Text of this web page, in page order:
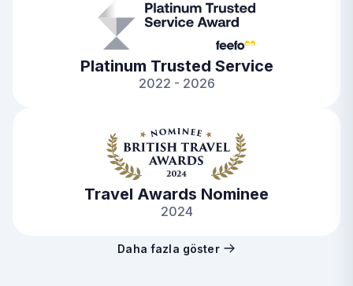
Platinum Trusted Service
2022 - 2026
Travel Awards Nominee
2024
Daha fazla göster